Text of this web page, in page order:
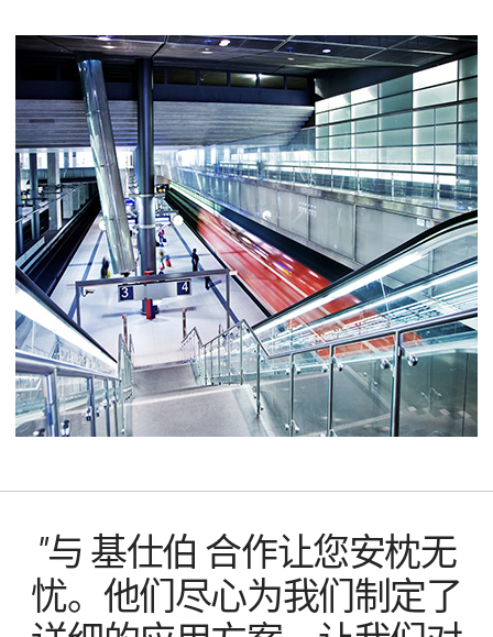
"与 基仕伯 合作让您安枕无
忧。他们尽心为我们制定了